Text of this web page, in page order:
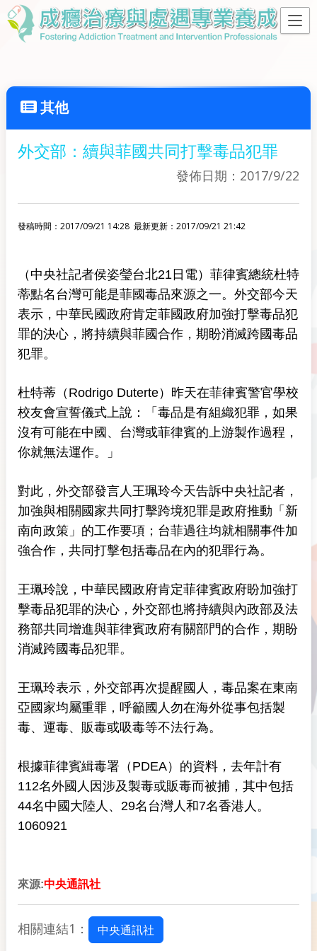
其他
外交部：續與菲國共同打擊毒品犯罪
發佈日期：2017/9/22
發稿時間：2017/09/21 14:28 最新更新：2017/09/21 21:42
（中央社記者侯姿瑩台北21日電）菲律賓總統杜特
蒂點名台灣可能是菲國毒品來源之一。外交部今天
表示，中華民國政府肯定菲國政府加強打擊毒品犯
罪的決心，將持續與菲國合作，期盼消滅跨國毒品
犯罪。
杜特蒂（Rodrigo Duterte）昨天在菲律賓警官學校
校友會宣誓儀式上說：「毒品是有組織犯罪，如果
沒有可能在中國、台灣或菲律賓的上游製作過程，
你就無法運作。」
對此，外交部發言人王珮玲今天告訴中央社記者，
加強與相關國家共同打擊跨境犯罪是政府推動「新
南向政策」的工作要項；台菲過往均就相關事件加
強合作，共同打擊包括毒品在內的犯罪行為。
王珮玲說，中華民國政府肯定菲律賓政府盼加強打
擊毒品犯罪的決心，外交部也將持續與內政部及法
務部共同增進與菲律賓政府有關部門的合作，期盼
消滅跨國毒品犯罪。
王珮玲表示，外交部再次提醒國人，毒品案在東南
亞國家均屬重罪，呼籲國人勿在海外從事包括製
毒、運毒、販毒或吸毒等不法行為。
根據菲律賓緝毒署（PDEA）的資料，去年計有
112名外國人因涉及製毒或販毒而被捕，其中包括
44名中國大陸人、29名台灣人和7名香港人。
1060921
來源:中央通訊社
相關連結1： 中央通訊社